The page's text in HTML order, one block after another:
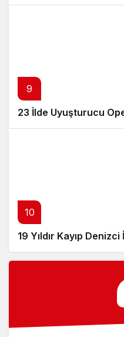
9
23 İlde Uyuşturucu
10
19 Yıldır Kayıp